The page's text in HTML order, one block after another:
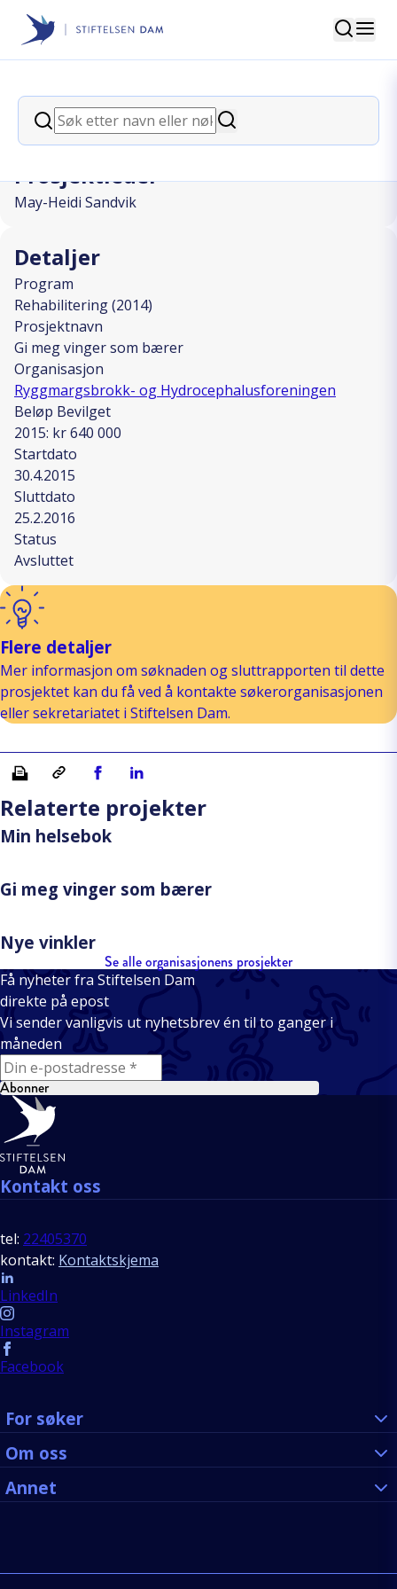
Stiftelsen Dam
Søk
Søk
Søk
back
Gi meg vinger som bærer
Prosjektleder
May-Heidi Sandvik
Detaljer
Program
Rehabilitering (2014)
Prosjektnavn
Gi meg vinger som bærer
Organisasjon
Ryggmargsbrokk- og Hydrocephalusforeningen
Beløp Bevilget
2015: kr 640 000
Startdato
30.4.2015
Sluttdato
25.2.2016
Status
Avsluttet
Flere detaljer
Mer informasjon om søknaden og sluttrapporten til dette
prosjektet kan du få ved å kontakte søkerorganisasjonen
eller sekretariatet i Stiftelsen Dam.
Skriv ut Kopiera länkDel på Facebook
Del på Linkedin
Relaterte projekter
Min helsebok
Gi meg vinger som bærer
Nye vinkler
Se alle organisasjonens prosjekter
Få nyheter fra Stiftelsen Dam
direkte på epost
Vi sender vanligvis ut nyhetsbrev én til to ganger i
måneden
E-mail
Abonner
Bunntekst
Kontakt oss
tel: 22405370
kontakt: Kontaktskjema
Follow us
LinkedIn
Instagram
Facebook
For søker
Om oss
Annet